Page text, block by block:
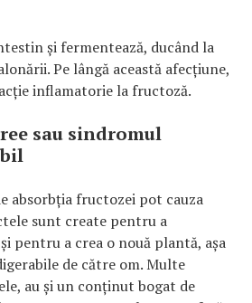
și fermentează, ducând la
Pe lângă această afecțiune,
inflamatorie la fructoză.
sau sindromul
absorbția fructozei pot cauza
sunt create pentru a
pentru a crea o nouă plantă, așa
de către om. Multe
au și un conținut bogat de